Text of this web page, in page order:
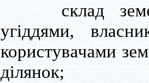
склад
угіддями,
користувачами
ділянок;